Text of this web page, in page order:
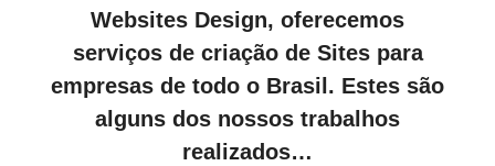
Websites Design, oferecemos
serviços de criação de Sites para
empresas de todo o Brasil. Estes são
alguns dos nossos trabalhos
realizados…